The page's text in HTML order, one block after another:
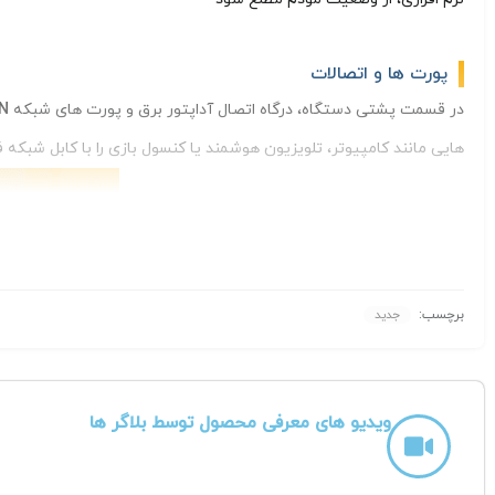
پورت ها و اتصالات
در قسمت پشتی دستگاه، درگاه اتصال آداپتور برق و پورت های شبکه
هایی مانند کامپیوتر، تلویزیون هوشمند یا کنسول بازی را با کابل
برچسب: جدید
ویدیو های معرفی محصول توسط بلاگر ها